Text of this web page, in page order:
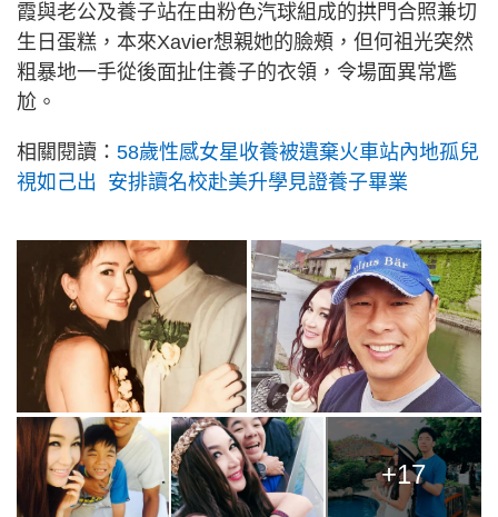
霞與老公及養子站在由粉色汽球組成的拱門合照兼切
生日蛋糕，本來Xavier想親她的臉頰，但何祖光突然
粗暴地一手從後面扯住養子的衣領，令場面異常尷
尬。
相關閱讀： 58歲性感女星收養被遺棄火車站內地孤兒
視如己出 安排讀名校赴美升學見證養子畢業
+17